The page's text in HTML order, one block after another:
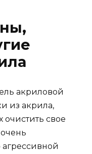
акриловой
из акрила,
очистить свое